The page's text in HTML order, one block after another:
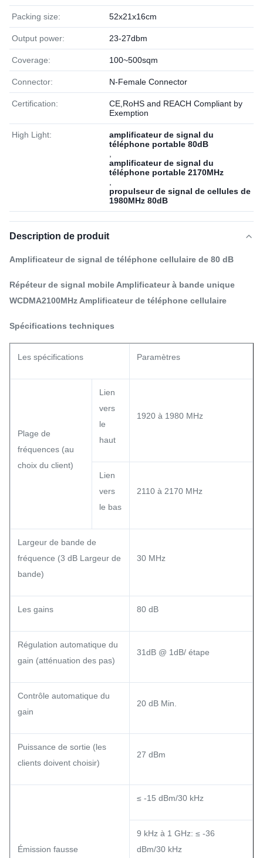
Packing size: 52x21x16cm
Output power: 23-27dbm
Coverage: 100~500sqm
Connector: N-Female Connector
Certification:
CE,RoHS and REACH Compliant by
Exemption
High Light:
amplificateur de signal du
téléphone portable 80dB
amplificateur de signal du
téléphone portable 2170MHz
propulseur de signal de cellules de
1980MHz 80dB
Description de produit
Amplificateur de signal de téléphone cellulaire de 80 dB
Répéteur de signal mobile Amplificateur à bande unique
WCDMA2100MHz Amplificateur de téléphone cellulaire
Spécifications techniques
Les spécifications Paramètres
Plage de
fréquences (au
choix du client)
Lien
vers
le
haut
1920 à 1980 MHz
Lien
vers
le bas
2110 à 2170 MHz
Largeur de bande de
fréquence (3 dB Largeur de
bande)
30 MHz
Les gains 80 dB
Régulation automatique du
gain (atténuation des pas)
31dB @ 1dB/ étape
Contrôle automatique du
gain
20 dB Min.
Puissance de sortie (les
clients doivent choisir)
27 dBm
Émission fausse
≤ -15 dBm/30 kHz
9 kHz à 1 GHz: ≤ -36
dBm/30 kHz